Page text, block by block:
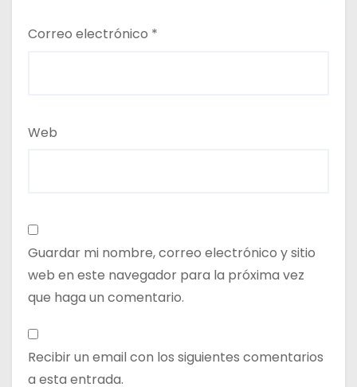
Correo electrónico *
Web
Guardar mi nombre, correo electrónico y sitio
web en este navegador para la próxima vez
que haga un comentario.
Recibir un email con los siguientes comentarios
a esta entrada.